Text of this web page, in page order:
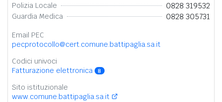
Polizia Locale 0828 319532
Guardia Medica 0828 305731
Email PEC
pecprotocollo@cert.comune.battipaglia.sa.it
Codici univoci
Fatturazione elettronica
8
Sito istituzionale
www.comune.battipaglia.sa.it